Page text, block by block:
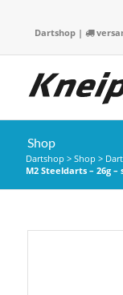
Dartshop|
Shop
Dartshop > Shop >
M2 Steeldarts – 26g –